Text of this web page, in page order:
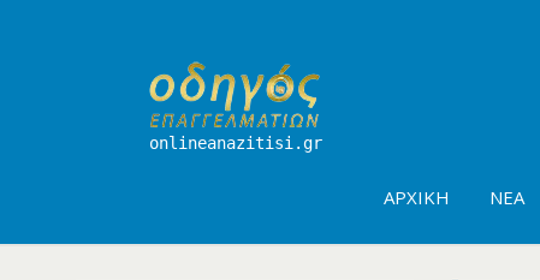
onlineanazitisi.gr
ΑΡΧΙΚΉ ΝΈΑ